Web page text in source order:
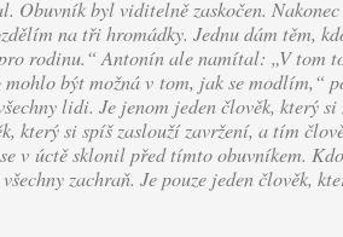
Obuvník byl viditelně zaskočen.
na tři hromádky. Jednu dám těm,
rodinu.“ Antonín ale namítal: „V tom
být možná v tom, jak se modlím,“
lidi. Je jenom jeden člověk, který
který si spíš zaslouží zavržení, a tím
v úctě sklonil před tímto obuvníkem.
zachraň. Je pouze jeden člověk,